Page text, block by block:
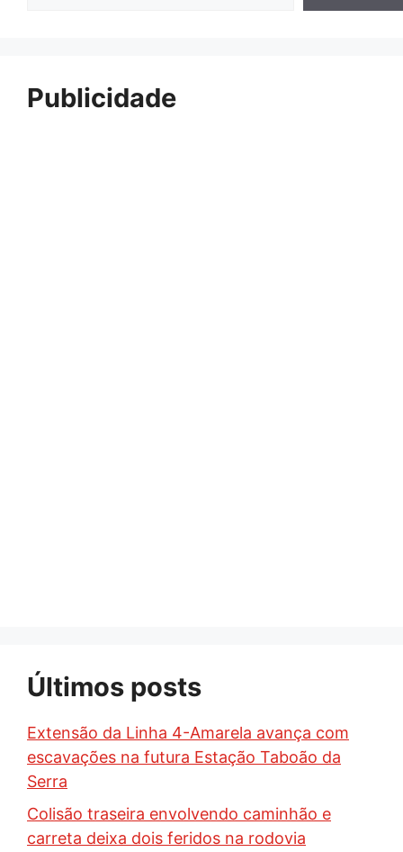
Publicidade
Últimos posts
Extensão da Linha 4-Amarela avança com
escavações na futura Estação Taboão da
Serra
Colisão traseira envolvendo caminhão e
carreta deixa dois feridos na rodovia